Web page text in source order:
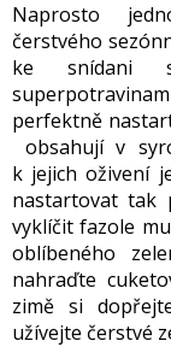
Naprosto
čerstvého
ke snídani
perfektně
obsahují v
k jejich oživení
nastartovat tak
vyklíčit fazole
oblíbeného
nahraďte
zimě si
užívejte čerstvé